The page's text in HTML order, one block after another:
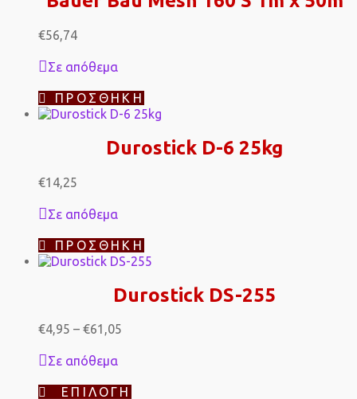
€56,74
Σε απόθεμα
ΠΡΟΣΘΉΚΗ
Durostick D-6 25kg
€14,25
Σε απόθεμα
ΠΡΟΣΘΉΚΗ
Durostick DS-255
€4,95 – €61,05
€61,05
Σε απόθεμα
ΕΠΙΛΟΓΉ